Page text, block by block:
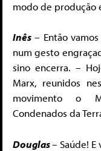
modo de produção
Inês – Então
num gesto
sino encerra. –
Marx, reunidos
movimento o
Condenados da
Douglas– Saúde! E